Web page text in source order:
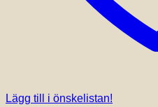
Lägg till i önskelistan!